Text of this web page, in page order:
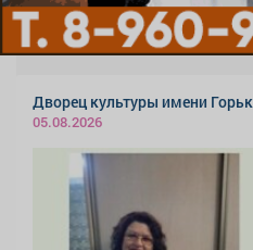
Дворец культуры имени
05.08.2026